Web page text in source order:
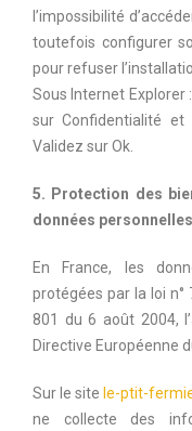
l’impossibilité
toutefois configurer
pour refuser
Sous Internet
sur Confidentialité et
Validez sur Ok.
5. Protection des
données
En France, les
protégées par la loi n°
801 du 6 août 2004,
Directive Européenne
Sur le site le-ptit-
ne collecte des